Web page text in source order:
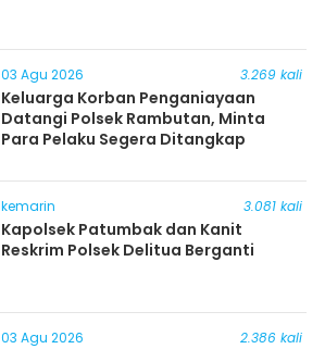
03 Agu 2026 3.269 kali
Keluarga Korban Penganiayaan
Datangi Polsek Rambutan, Minta
Para Pelaku Segera Ditangkap
kemarin 3.081 kali
Kapolsek Patumbak dan Kanit
Reskrim Polsek Delitua Berganti
03 Agu 2026 2.386 kali